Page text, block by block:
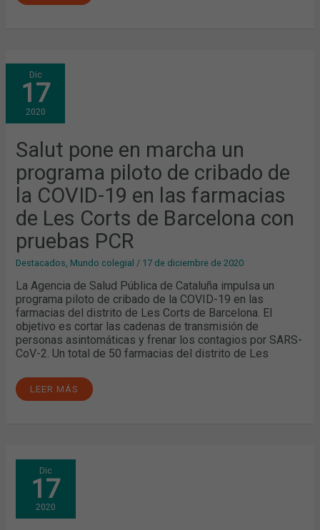
Dic
17
2020
Salut pone en marcha un
programa piloto de cribado de
la COVID-19 en las farmacias
de Les Corts de Barcelona con
pruebas PCR
Destacados, Mundo colegial / 17 de diciembre de 2020
La Agencia de Salud Pública de Cataluña impulsa un
programa piloto de cribado de la COVID-19 en las
farmacias del distrito de Les Corts de Barcelona. El
objetivo es cortar las cadenas de transmisión de
personas asintomáticas y frenar los contagios por SARS-
CoV-2. Un total de 50 farmacias del distrito de Les
SALUT
PONE
EN
MARCHA
UN
PROGRAMA
PILOTO
CRIBADO
DE
LA
COVID-
19
EN
LAS
FARMACIAS
DE
LES
CORTS
DE
CON
PRUEBAS
PCR
LEER MÁS
Dic
17
2020
SALUT
PONE
EN
MARCHA
UN
PROGRAMA
PILOTO